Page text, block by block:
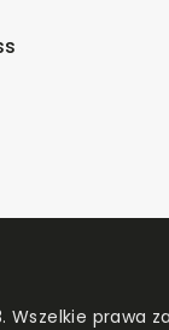
prawa